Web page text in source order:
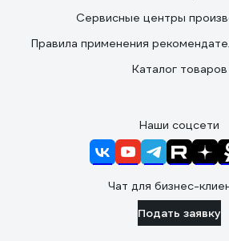
Сервисные центры
Правила применения
Каталог товаров
Наши соцсети
Чат для бизнес-
Подать заявку